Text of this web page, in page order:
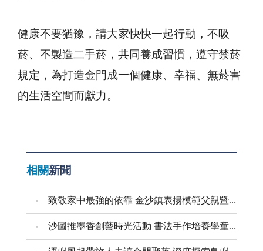
健康不要猶豫，請大家快快一起行動，不吸
菸、不製造二手菸，共同養成習慣，遵守禁菸
規定，為打造金門成一個健康、幸福、無菸害
的生活空間而獻力。
相關新聞
致敬家中最強的依靠 金沙鎮表揚模範父親暨新好爸爸
沙圖推墨香創藝時光活動 書法手作培養學童創意美感